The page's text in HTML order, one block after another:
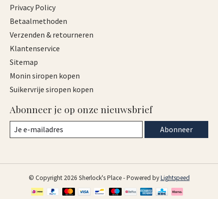
Privacy Policy
Betaalmethoden
Verzenden & retourneren
Klantenservice
Sitemap
Monin siropen kopen
Suikervrije siropen kopen
Abonneer je op onze nieuwsbrief
Abonneer
© Copyright 2026 Sherlock's Place - Powered byLightspeed